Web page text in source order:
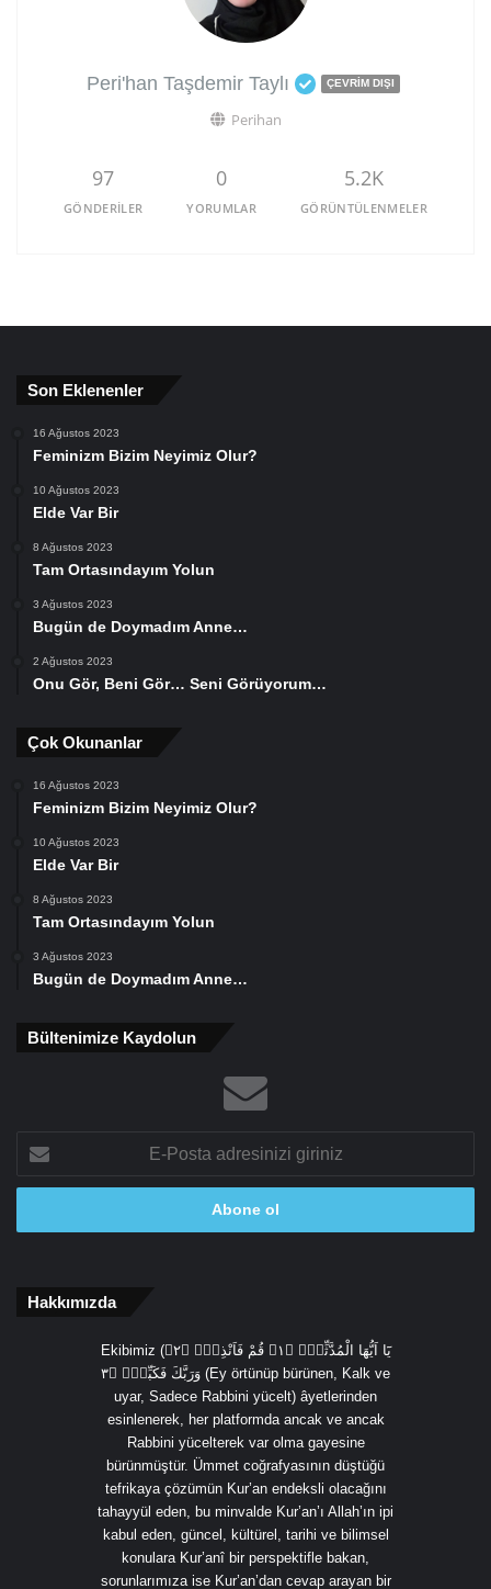
Peri'han Taşdemir Taylı ÇEVRIM DIŞI
Perihan
97
GÖNDERILER
0
YORUMLAR
5.2K
GÖRÜNTÜLENMELER
Son Eklenenler
16 Ağustos 2023
Feminizm Bizim Neyimiz Olur?
10 Ağustos 2023
Elde Var Bir
8 Ağustos 2023
Tam Ortasındayım Yolun
3 Ağustos 2023
Bugün de Doymadım Anne…
2 Ağustos 2023
Onu Gör, Beni Gör… Seni Görüyorum…
Çok Okunanlar
16 Ağustos 2023
Feminizm Bizim Neyimiz Olur?
10 Ağustos 2023
Elde Var Bir
8 Ağustos 2023
Tam Ortasındayım Yolun
3 Ağustos 2023
Bugün de Doymadım Anne…
Bültenimize Kaydolun
Posta
adresinizi
Hakkımızda
Ekibimiz (يَٓا اَيُّهَا الْمُدَّثِّرُۙ ﴿١﴾ قُمْ فَاَنْذِرْۙ ﴿٢﴾
وَرَبَّكَ فَكَبِّرْۙ ﴿٣ (Ey örtünüp bürünen, Kalk ve
uyar, Sadece Rabbini yücelt) âyetlerinden
esinlenerek, her platformda ancak ve ancak
Rabbini yücelterek var olma gayesine
bürünmüştür. Ümmet coğrafyasının düştüğü
tefrikaya çözümün Kur’an endeksli olacağını
tahayyül eden, bu minvalde Kur’an’ı Allah’ın ipi
kabul eden, güncel, kültürel, tarihi ve bilimsel
konulara Kur’anî bir perspektifle bakan,
sorunlarımıza ise Kur’an’dan cevap arayan bir